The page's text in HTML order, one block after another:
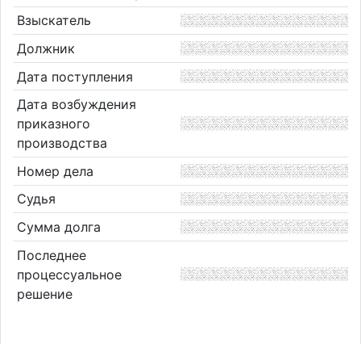
Взыскатель
Должник
Дата поступления
Дата возбуждения
приказного
производства
Номер дела
Судья
Сумма долга
Последнее
процессуальное
решение